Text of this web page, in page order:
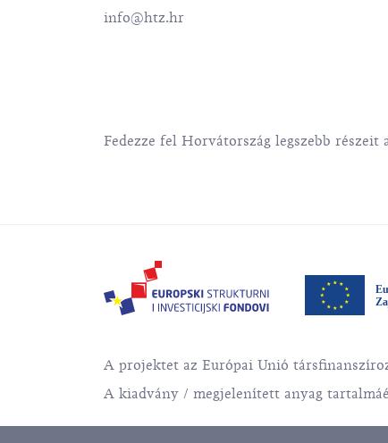
info@htz.hr
Fedezze fel Horvátország legszebb
A projektet az Európai Unió
A kiadvány / megjelenített anyag